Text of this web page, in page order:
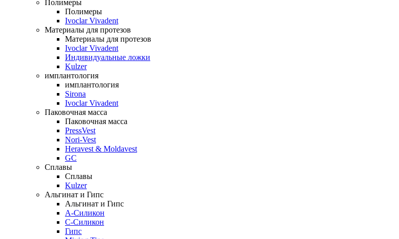
Полимеры
Полимеры
Ivoclar Vivadent
Материалы для протезов
Материалы для протезов
Ivoclar Vivadent
Индивидуальные ложки
Kulzer
имплантология
имплантология
Sirona
Ivoclar Vivadent
Паковочная масса
Паковочная масса
PressVest
Nori-Vest
Heravest & Moldavest
GC
Сплавы
Сплавы
Kulzer
Альгинат и Гипс
Альгинат и Гипс
A-Силикон
C-Силикон
Гипс